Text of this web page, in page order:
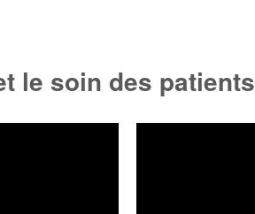
le soin des patients